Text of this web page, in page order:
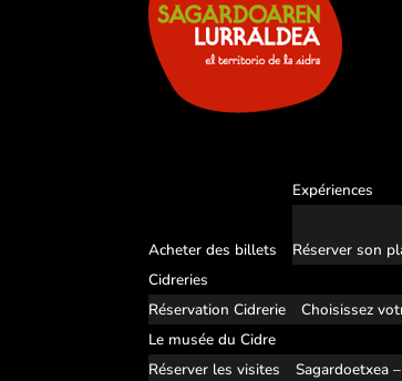
Acheter des billets
Expériences
Réserver son
Cidreries
Réservation Cidrerie
Choisissez
Le musée du Cidre
Réserver les visites
Sagardoetxea